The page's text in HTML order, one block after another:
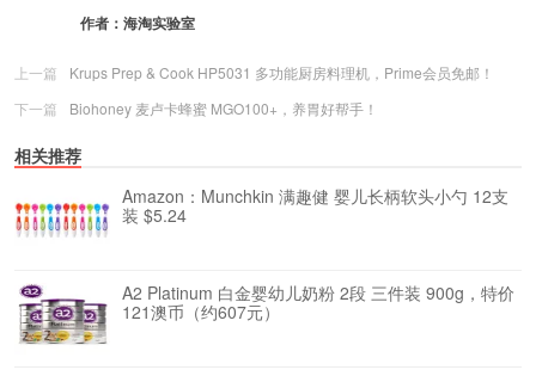
作者： 海淘实验室
上一篇
Krups Prep & Cook HP5031 多功能厨房料理机，Prime会员免邮！
下一篇
Biohoney 麦卢卡蜂蜜 MGO100+，养胃好帮手！
相关推荐
Amazon：Munchkin 满趣健 婴儿长柄软头小勺 12支
装 $5.24
A2 Platinum 白金婴幼儿奶粉 2段 三件装 900g，特价
121澳币（约607元）